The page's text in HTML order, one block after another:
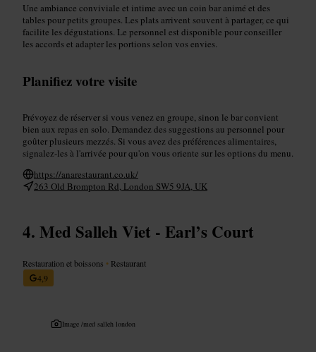
Une ambiance conviviale et intime avec un coin bar animé et des
tables pour petits groupes. Les plats arrivent souvent à partager, ce qui
facilite les dégustations. Le personnel est disponible pour conseiller
les accords et adapter les portions selon vos envies.
Planifiez votre visite
Prévoyez de réserver si vous venez en groupe, sinon le bar convient
bien aux repas en solo. Demandez des suggestions au personnel pour
goûter plusieurs mezzés. Si vous avez des préférences alimentaires,
signalez-les à l'arrivée pour qu'on vous oriente sur les options du menu.
https://anarestaurant.co.uk/
263 Old Brompton Rd, London SW5 9JA, UK
Med Salleh Viet - Earl’s Court
Restauration et boissons • Restaurant
4,9
Image /med salleh london